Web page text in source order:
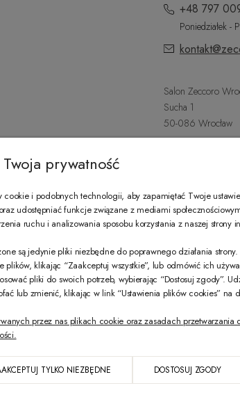
+48 797
Poniedziałek
Salon Zeccoro
Sucha 1
50-086 Wrocław
prywatność
cookie i podobnych technologii, aby zapamiętać Twoje
udostępniać funkcje związane z mediami
ruchu i analizowania sposobu korzystania z naszej strony
są jedynie pliki niezbędne do poprawnego działania
plików, klikając “Zaakceptuj wszystkie”, lub odmówić ich
pliki do swoich potrzeb, wybierając “Dostosuj zgody”.
lub zmienić, klikając w link “Ustawienia plików cookies” na
przez nas plikach cookie oraz zasadach
TYLKO NIEZBĘDNE DOSTOSUJ ZGODY